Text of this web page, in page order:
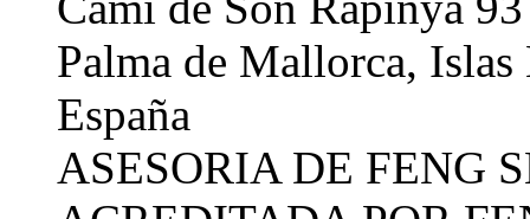
Palma de Mallorca, Islas
España
ASESORIA DE FENG